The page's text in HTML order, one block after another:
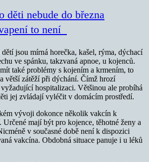
děti nebude do března
to není
jsou mírná horečka, kašel, rýma, dýchací
ve spánku, takzvaná apnoe, u kojenců.
také problémy s kojením a krmením, to
větší zátěží při dýchání. Čímž hrozí
vyžadující hospitalizaci. Většinou ale probíhá
jej zvládají vyléčit v domácím prostředí.
vývoji dokonce několik vakcín k
mají být pro kojence, těhotné ženy a
v současné době není k dispozici
vakcína. Obdobná situace panuje i u léků